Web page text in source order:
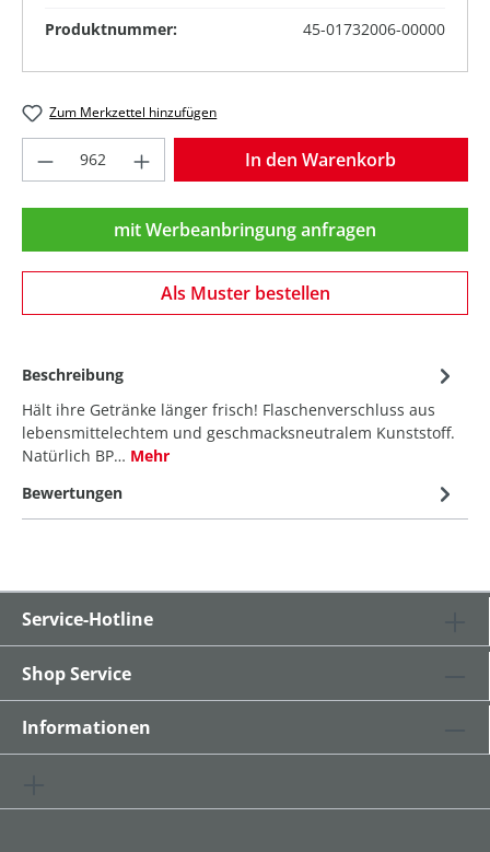
Produktnummer: 45-01732006-00000
Zum Merkzettel hinzufügen
Produkt Anzahl: Gib den gewünschten
In den Warenkorb
mit Werbeanbringung anfragen
Als Muster bestellen
Beschreibung
Hält ihre Getränke länger frisch! Flaschenverschluss aus
lebensmittelechtem und geschmacksneutralem Kunststoff.
Natürlich BP… Mehr
Bewertungen
Service-Hotline
Shop Service
Informationen